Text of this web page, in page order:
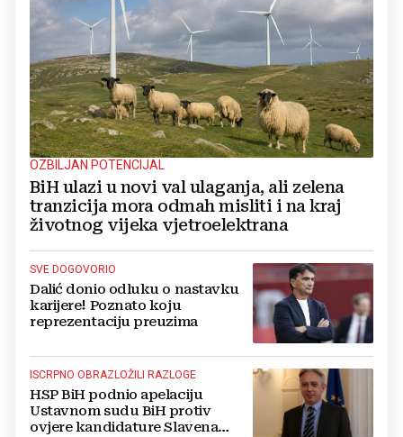
OZBILJAN POTENCIJAL
BiH ulazi u novi val ulaganja, ali zelena
tranzicija mora odmah misliti i na kraj
životnog vijeka vjetroelektrana
SVE DOGOVORIO
Dalić donio odluku o nastavku
karijere! Poznato koju
reprezentaciju preuzima
ISCRPNO OBRAZLOŽILI RAZLOGE
HSP BiH podnio apelaciju
Ustavnom sudu BiH protiv
ovjere kandidature Slavena